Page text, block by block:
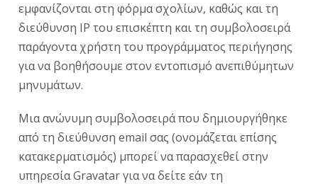
εμφανίζονται στη φόρμα σχολίων, καθώς και τη
διεύθυνση IP του επισκέπτη και τη συμβολοσειρά
παράγοντα χρήστη του προγράμματος περιήγησης
για να βοηθήσουμε στον εντοπισμό ανεπιθύμητων
μηνυμάτων.
Μια ανώνυμη συμβολοσειρά που δημιουργήθηκε
από τη διεύθυνση email σας (ονομάζεται επίσης
κατακερματισμός) μπορεί να παρασχεθεί στην
υπηρεσία Gravatar για να δείτε εάν τη